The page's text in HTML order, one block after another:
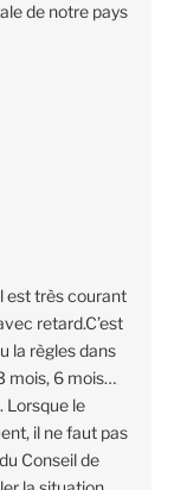
de notre pays
est très courant
retard.C’est
la règles dans
mois, 6 mois…
Lorsque le
il ne faut pas
Conseil de